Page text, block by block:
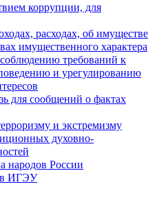
коррупции, для
расходах, об имуществе
имущественного характера
требований к
и урегулированию
для сообщений о фактах
и экстремизму
духовно-
народов России
в ИГЭУ